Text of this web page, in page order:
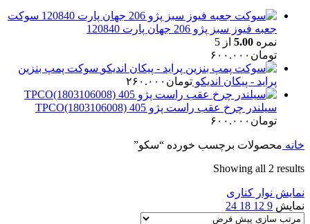
سوکت
جعبه فیوز سبز پژو 206 جهان پارت 120840
نمره 5.00 از 5
تومان ۶۰۰.۰۰۰
سوکت پمپ بنزین
پراید - پیکان اندیکو تومان ۲۶۰.۰۰۰
سیلندر چرخ عقب راست پژو 405 TPCO(1803106008)
تومان ۶۰۰.۰۰۰
خانه محصولات برچسب خورده “سکو”
Showing all 2 results
نمایش نوار کناری
نمایش 9
12
18
24